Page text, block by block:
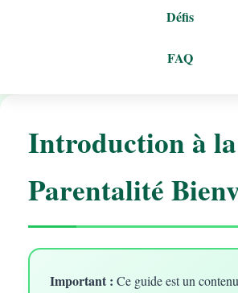
Défis
FAQ
Introduction à la
Parentalité
Important : Ce guide est un